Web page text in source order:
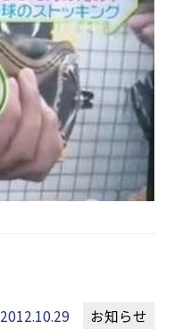
2012.10.29 お知らせ